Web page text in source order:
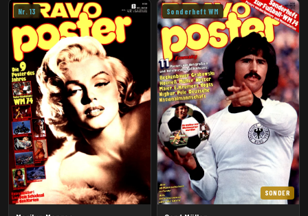
Nr. 13 Sonderheft WM
SONDER